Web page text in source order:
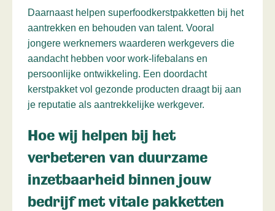
Daarnaast helpen superfoodkerstpakketten bij het
aantrekken en behouden van talent. Vooral
jongere werknemers waarderen werkgevers die
aandacht hebben voor work-lifebalans en
persoonlijke ontwikkeling. Een doordacht
kerstpakket vol gezonde producten draagt bij aan
je reputatie als aantrekkelijke werkgever.
Hoe wij helpen bij het
verbeteren van duurzame
inzetbaarheid binnen jouw
bedrijf met vitale pakketten